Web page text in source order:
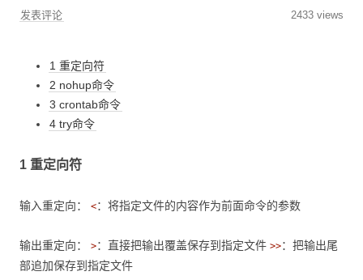
发表评论 2433 views
1 重定向符
2 nohup命令
3 crontab命令
4 try命令
1 重定向符
输入重定向： <：将指定文件的内容作为前面命令的参数
输出重定向： >：直接把输出覆盖保存到指定文件 >>：把输出尾
部追加保存到指定文件